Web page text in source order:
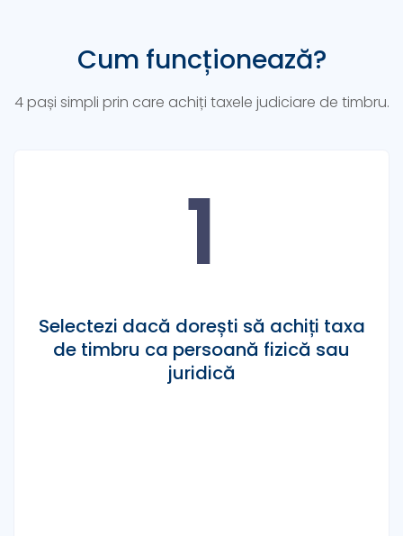
Cum funcționează?
4 pași simpli prin care achiți taxele judiciare de timbru.
1
Selectezi dacă dorești să achiți taxa
de timbru ca persoană fizică sau
juridică